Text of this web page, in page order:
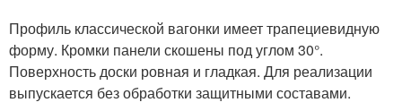
Профиль классической вагонки имеет трапециевидную
форму. Кромки панели скошены под углом 30°.
Поверхность доски ровная и гладкая. Для реализации
выпускается без обработки защитными составами.